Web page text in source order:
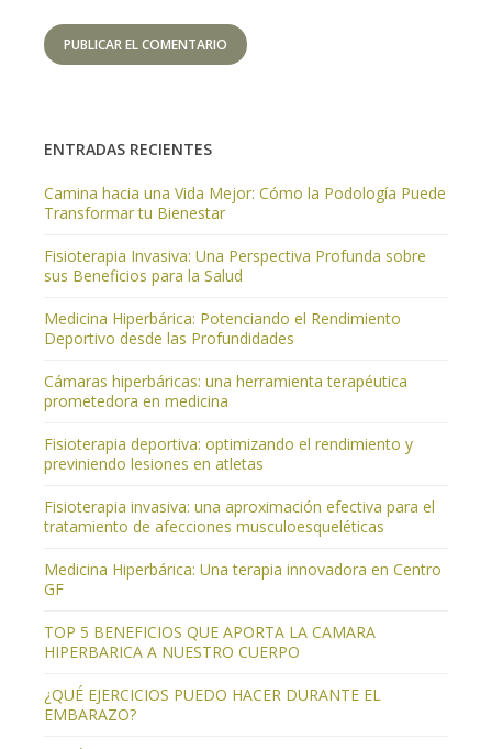
ENTRADAS RECIENTES
Camina hacia una Vida Mejor: Cómo la Podología Puede
Transformar tu Bienestar
Fisioterapia Invasiva: Una Perspectiva Profunda sobre
sus Beneficios para la Salud
Medicina Hiperbárica: Potenciando el Rendimiento
Deportivo desde las Profundidades
Cámaras hiperbáricas: una herramienta terapéutica
prometedora en medicina
Fisioterapia deportiva: optimizando el rendimiento y
previniendo lesiones en atletas
Fisioterapia invasiva: una aproximación efectiva para el
tratamiento de afecciones musculoesqueléticas
Medicina Hiperbárica: Una terapia innovadora en Centro
GF
TOP 5 BENEFICIOS QUE APORTA LA CAMARA
HIPERBARICA A NUESTRO CUERPO
¿QUÉ EJERCICIOS PUEDO HACER DURANTE EL
EMBARAZO?